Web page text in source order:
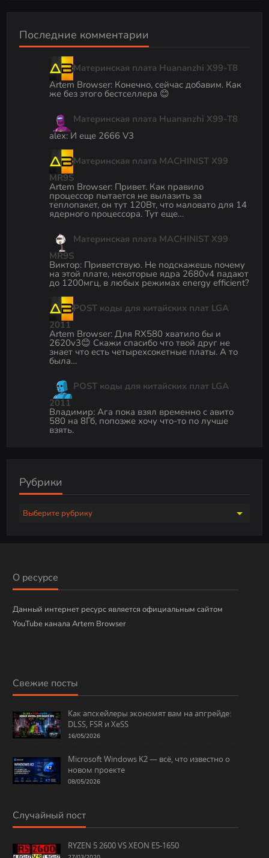
Последние комментарии
Материнская плата Huananzhi X99-T8
Artem Browser: Конечно, сейчас добавим. Как
же без этого бестселлера 😊
Материнская плата Huananzhi X99-T8
alex: И еще 2666 V3
Материнская плата MACHINIST X99
MR9S
Artem Browser: Привет. Как правило
процессор пытается не вылазить за
теплопакет, он тут 120Вт, что маловато для 14
ядерного процессора. Тут еще…
Материнская плата MACHINIST X99
MR9S
Виктор: Приветствую. Не подскажешь почему
на этой плате, некоторые ядра 2680v4 падают
до 1200мгц, в любых режимах energy efficient?
POST коды для китайских плат LGA
2011
Artem Browser:Для RX580 хватило бы и
2620v3😊 Скажи спасибо что твой друг не
знает что есть четырехсокетные платы. А то
была…
POST коды для китайских плат LGA
2011
Владимир:Ага пока взял временно с авито
580 на 8Гб, попозже хочу что-то по лучше
взять.
Рубрики
Р
к
О ресурсе
Данный интернет ресурс является официальным сайтом
YouTube канала Artem Browser
Свежие посты
Как апскейлеры экономят вам на апгрейде:
DLSS, FSR и XeSS
16/05/2026
Microsoft Windows K2 — всё, что известно о
новом проекте
08/05/2026
Случайный пост
RYZEN 5 2600 VS XEON E5-1650